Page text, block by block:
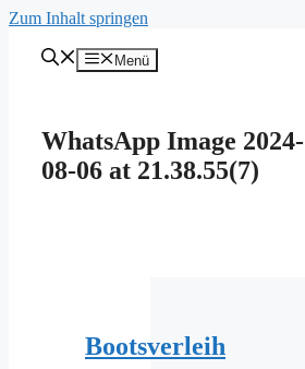
Zum Inhalt springen
Menü
WhatsApp Image 2024-
08-06 at 21.38.55(7)
Bootsverleih